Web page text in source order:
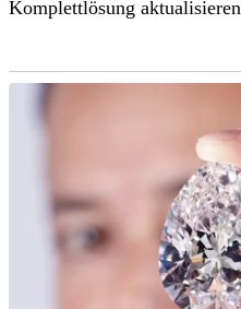
Komplettlösung